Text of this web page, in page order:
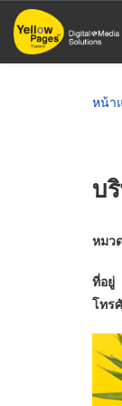
ข้าม
ไป
หน้า
บ
หมว
ที่อยู่
โทร